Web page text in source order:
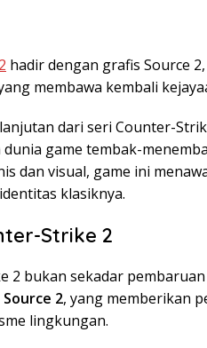
hadir dengan grafis Source
membawa kembali
dari seri Counter-
dunia game tembak-
dan visual, game ini
klasiknya.
Strike 2
2 bukan sekadar
Source 2, yang memberikan
lingkungan.